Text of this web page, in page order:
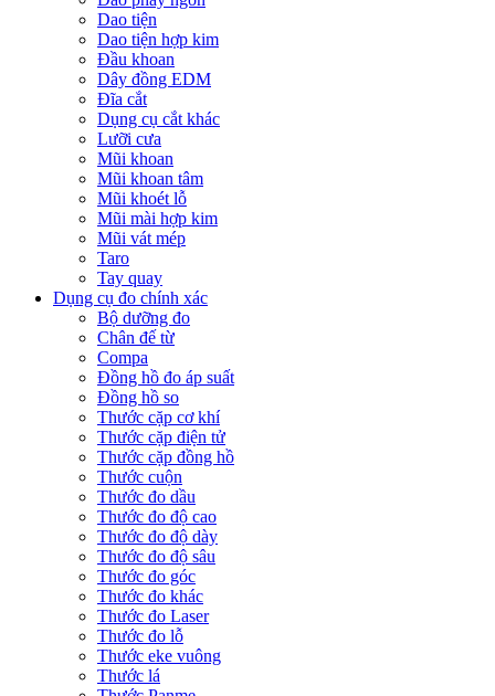
Dao tiện
Dao tiện hợp kim
Đầu khoan
Dây đồng EDM
Đĩa cắt
Dụng cụ cắt khác
Lưỡi cưa
Mũi khoan
Mũi khoan tâm
Mũi khoét lỗ
Mũi mài hợp kim
Mũi vát mép
Taro
Tay quay
Dụng cụ đo chính xác
Bộ dưỡng đo
Chân đế từ
Compa
Đồng hồ đo áp suất
Đồng hồ so
Thước cặp cơ khí
Thước cặp điện tử
Thước cặp đồng hồ
Thước cuộn
Thước đo dầu
Thước đo độ cao
Thước đo độ dày
Thước đo độ sâu
Thước đo góc
Thước đo khác
Thước đo Laser
Thước đo lỗ
Thước eke vuông
Thước lá